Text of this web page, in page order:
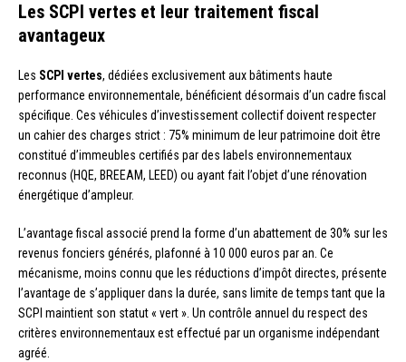
Les SCPI vertes et leur traitement fiscal
avantageux
Les SCPI vertes, dédiées exclusivement aux bâtiments haute
performance environnementale, bénéficient désormais d’un cadre fiscal
spécifique. Ces véhicules d’investissement collectif doivent respecter
un cahier des charges strict : 75% minimum de leur patrimoine doit être
constitué d’immeubles certifiés par des labels environnementaux
reconnus (HQE, BREEAM, LEED) ou ayant fait l’objet d’une rénovation
énergétique d’ampleur.
L’avantage fiscal associé prend la forme d’un abattement de 30% sur les
revenus fonciers générés, plafonné à 10 000 euros par an. Ce
mécanisme, moins connu que les réductions d’impôt directes, présente
l’avantage de s’appliquer dans la durée, sans limite de temps tant que la
SCPI maintient son statut « vert ». Un contrôle annuel du respect des
critères environnementaux est effectué par un organisme indépendant
agréé.